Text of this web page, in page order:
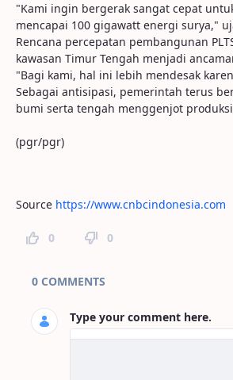
"Kami ingin bergerak sangat cepat
mencapai 100 gigawatt energi surya,"
Rencana percepatan pembangunan
kawasan Timur Tengah menjadi
"Bagi kami, hal ini lebih mendesak
Sebagai antisipasi, pemerintah terus
bumi serta tengah menggenjot
(pgr/pgr)
Source https://www.cnbcindonesia.com
0 0
Page Comments
0 COMMENTS
Type your comment here.